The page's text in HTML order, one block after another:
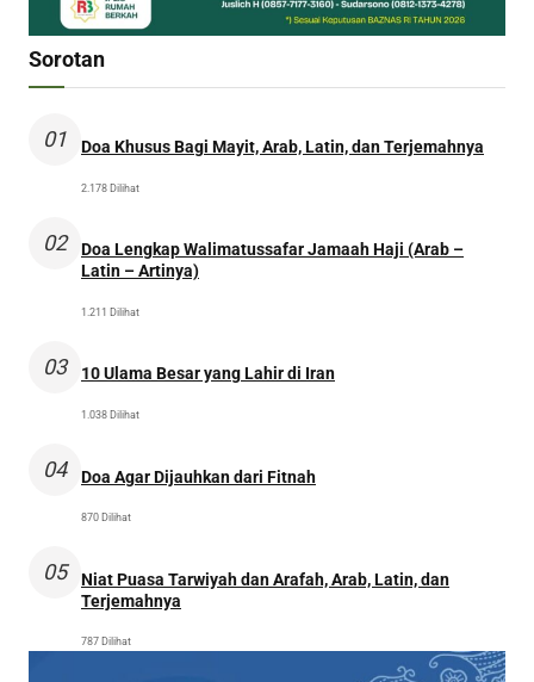
Sorotan
01 Doa Khusus Bagi Mayit, Arab, Latin, dan Terjemahnya
2.178 Dilihat
02
Doa Lengkap Walimatussafar Jamaah Haji (Arab –
Latin – Artinya)
1.211 Dilihat
03 10 Ulama Besar yang Lahir di Iran
1.038 Dilihat
04 Doa Agar Dijauhkan dari Fitnah
870 Dilihat
05
Niat Puasa Tarwiyah dan Arafah, Arab, Latin, dan
Terjemahnya
787 Dilihat